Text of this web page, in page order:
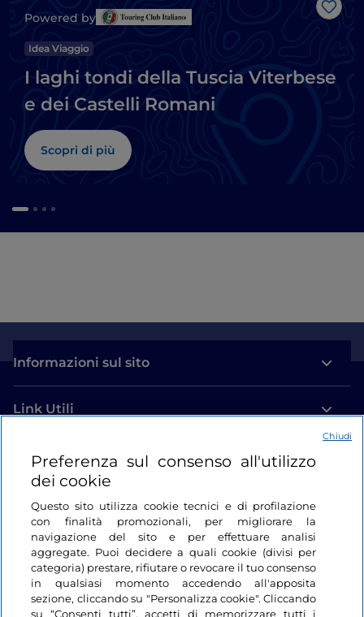
Like
Powered by
Idea Viaggio
I laghi tondi della Tuscia Viterbese
e dei Castelli Romani
Scopri di più
Informazioni sul sito
Link Utili
Login
Restiamo in contatto
Preferenza sul consenso all'utilizzo
dei cookie
Questo sito utilizza cookie tecnici e di profilazione
con finalità promozionali, per migliorare la
navigazione del sito e per effettuare analisi
aggregate. Puoi decidere a quali cookie (divisi per
categoria) prestare, rifiutare o revocare il tuo consenso
in qualsiasi momento accedendo all'apposita
sezione, cliccando su "Personalizza cookie". Cliccando
su “Consenti tutti”, accetti di memorizzare tutti i
Chiudi